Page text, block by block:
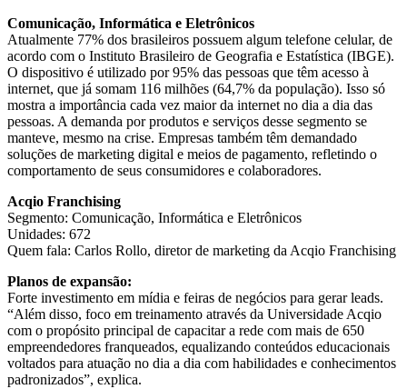
Comunicação, Informática e Eletrônicos
Atualmente 77% dos brasileiros possuem algum telefone celular, de
acordo com o Instituto Brasileiro de Geografia e Estatística (IBGE).
O dispositivo é utilizado por 95% das pessoas que têm acesso à
internet, que já somam 116 milhões (64,7% da população). Isso só
mostra a importância cada vez maior da internet no dia a dia das
pessoas. A demanda por produtos e serviços desse segmento se
manteve, mesmo na crise. Empresas também têm demandado
soluções de marketing digital e meios de pagamento, refletindo o
comportamento de seus consumidores e colaboradores.
Acqio Franchising
Segmento: Comunicação, Informática e Eletrônicos
Unidades: 672
Quem fala: Carlos Rollo, diretor de marketing da Acqio Franchising
Planos de expansão:
Forte investimento em mídia e feiras de negócios para gerar leads.
“Além disso, foco em treinamento através da Universidade Acqio
com o propósito principal de capacitar a rede com mais de 650
empreendedores franqueados, equalizando conteúdos educacionais
voltados para atuação no dia a dia com habilidades e conhecimentos
padronizados”, explica.